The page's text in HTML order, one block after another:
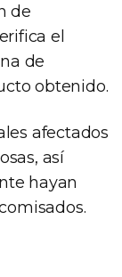
de
el
de
obtenido.
afectados
así
hayan